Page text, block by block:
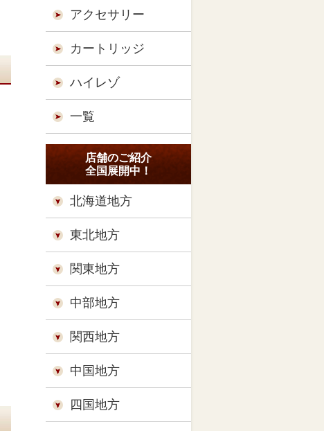
アクセサリー
カートリッジ
ハイレゾ
一覧
店舗のご紹介
全国展開中！
北海道地方
東北地方
関東地方
中部地方
関西地方
中国地方
四国地方